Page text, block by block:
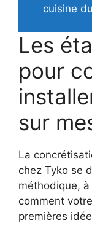
cuisine
Les
pour
sur
La
chez Tyko se
méthodique,
comment
premières